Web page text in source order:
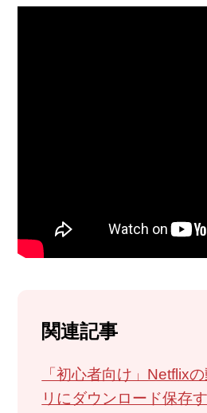
関連記事
「初心者向け」Netflix
リにダウンロード保存